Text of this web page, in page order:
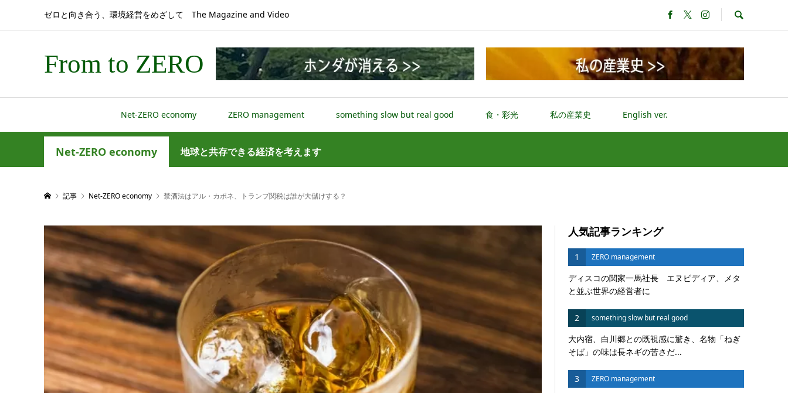
ゼロと向き合う、環境経営をめざして The Magazine and Video
From to ZERO
Net-ZERO economy ZERO management something slow but real good 食・彩光 私の産業史 English ver.
Net-ZERO economy 地球と共存できる経済を考えます
記事 Net-ZERO economy 禁酒法はアル・カポネ、トランプ関税は誰が大儲けする？
人気記事ランキング
1 ZERO management
ディスコの関家一馬社長 エヌビディア、メタ
と並ぶ世界の経営者に
2 something slow but real good
大内宿、白川郷との既視感に驚き、名物「ねぎ
そば」の味は長ネギの苦さだ...
3 ZERO management